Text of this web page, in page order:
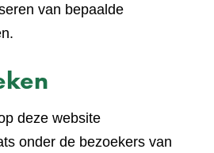
van bepaalde
deze website
onder de bezoekers van